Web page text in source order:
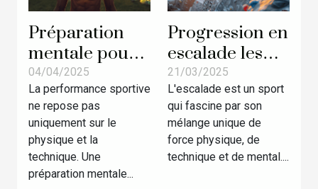
Préparation
mentale pour
la compétition
techniques
inédites pour
améliorer la
performance
sportive
04/04/2025
La performance sportive
ne repose pas
uniquement sur le
physique et la
technique. Une
préparation mentale...
Progression en
escalade les
techniques
d'entraînement
pour
grimpeurs
intermédiaires
21/03/2025
L'escalade est un sport
qui fascine par son
mélange unique de
force physique, de
technique et de mental....